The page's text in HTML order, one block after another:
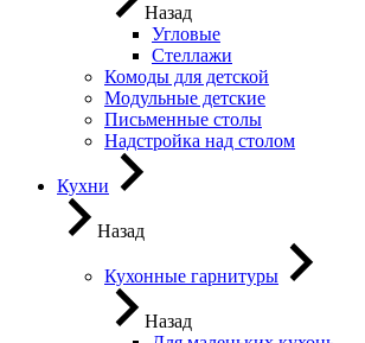
Назад
Угловые
Стеллажи
Комоды для детской
Модульные детские
Письменные столы
Надстройка над столом
Кухни
Назад
Кухонные гарнитуры
Назад